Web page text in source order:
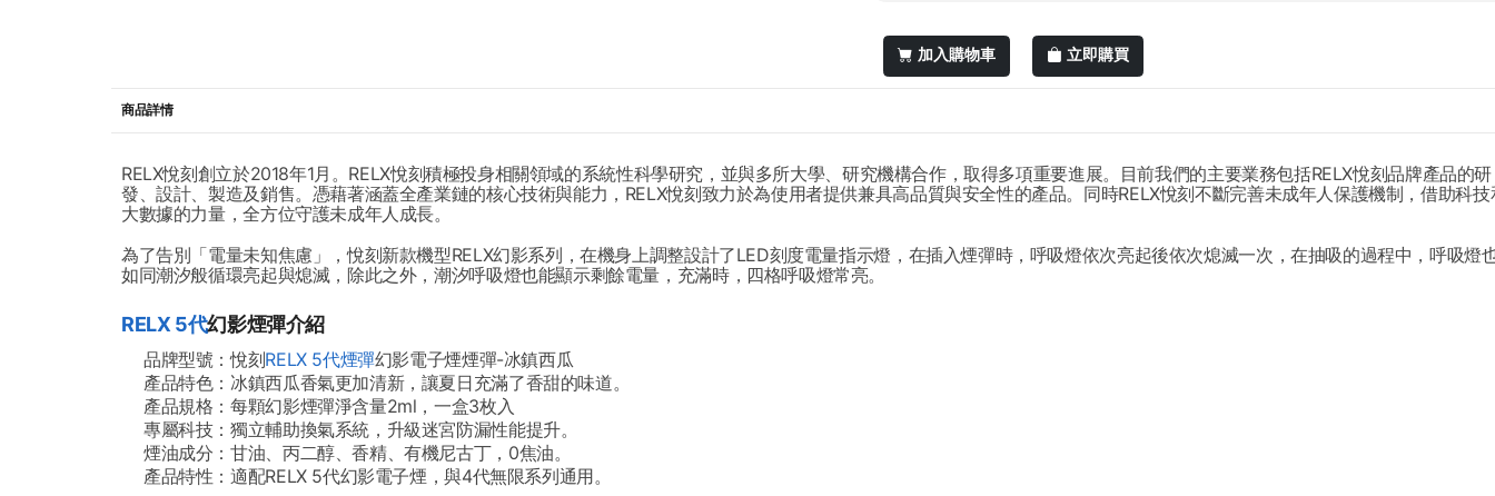
加入購物車 立即購買
商品詳情
RELX悅刻創立於2018年1月。RELX悅刻積極投身相關領域的系統性科學研究，並與多所大學、研究機構合作，取得多項重要進展。目前我們的主要業務包括RELX悅刻品牌產品的研
發、設計、製造及銷售。憑藉著涵蓋全產業鏈的核心技術與能力，RELX悅刻致力於為使用者提供兼具高品質與安全性的產品。同時RELX悅刻不斷完善未成年人保護機制，借助科技
大數據的力量，全方位守護未成年人成長。
為了告別「電量未知焦慮」，悅刻新款機型RELX幻影系列，在機身上調整設計了LED刻度電量指示燈，在插入煙彈時，呼吸燈依次亮起後依次熄滅一次，在抽吸的過程中，呼吸燈
如同潮汐般循環亮起與熄滅，除此之外，潮汐呼吸燈也能顯示剩餘電量，充滿時，四格呼吸燈常亮。
RELX 5代幻影煙彈介紹
品牌型號：悅刻RELX 5代煙彈幻影電子煙煙彈-冰鎮西瓜
產品特色：冰鎮西瓜香氣更加清新，讓夏日充滿了香甜的味道。
產品規格：每顆幻影煙彈淨含量2ml，一盒3枚入
專屬科技：獨立輔助換氣系統，升級迷宮防漏性能提升。
煙油成分：甘油、丙二醇、香精、有機尼古丁，0焦油。
產品特性：適配RELX 5代幻影電子煙，與4代無限系列通用。